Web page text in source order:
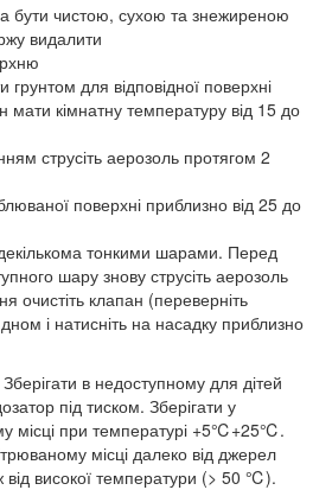
бути чистою, сухою та знежиреною
видалити
для відповідної поверхні
мати кімнатну температуру від 15 до
струсіть аерозоль протягом 2
поверхні приблизно від 25 до
тонкими шарами. Перед
шару знову струсіть аерозоль
очистіть клапан (переверніть
і натисніть на насадку приблизно
в недоступному для дітей
під тиском. Зберігати у
місці при температурі +5℃+25℃.
місці далеко від джерел
від високої температури (> 50 ℃).